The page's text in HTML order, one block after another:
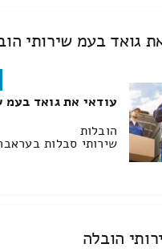
גואד בעמ שירותי
עודאי את גואד בעמ
הובלות
שירותי סבלות
הובלה